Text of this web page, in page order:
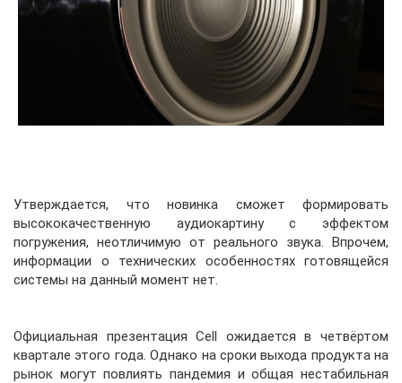
Утверждается, что новинка сможет формировать
высококачественную аудиокартину с эффектом
погружения, неотличимую от реального звука. Впрочем,
информации о технических особенностях готовящейся
системы на данный момент нет.
Официальная презентация Cell ожидается в четвёртом
квартале этого года. Однако на сроки выхода продукта на
рынок могут повлиять пандемия и общая нестабильная